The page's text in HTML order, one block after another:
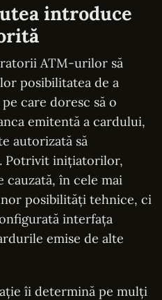
introduce
ATM-urilor să
posibilitatea de a
care doresc să o
emitentă a cardului,
autorizată să
Potrivit inițiatorilor,
cauzată, în cele mai
posibilități tehnice, ci
interfața
emise de alte
îi determină pe mulți